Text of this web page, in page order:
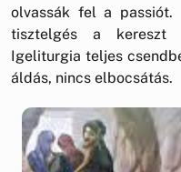
olvassák fel a passiót.
tisztelgés a kereszt
Igeliturgia teljes
áldás, nincs elbocsátás.